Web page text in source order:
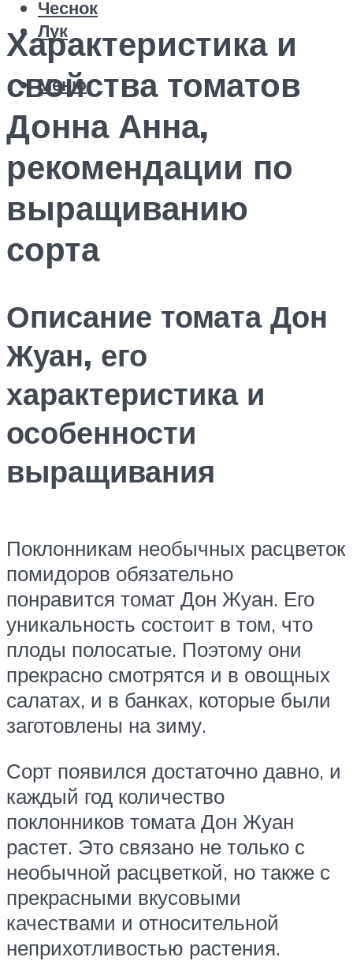
Чеснок
Лук
Меню
Характеристика и
свойства томатов
Донна Анна,
рекомендации по
выращиванию
сорта
Описание томата Дон
Жуан, его
характеристика и
особенности
выращивания
Поклонникам необычных расцветок
помидоров обязательно
понравится томат Дон Жуан. Его
уникальность состоит в том, что
плоды полосатые. Поэтому они
прекрасно смотрятся и в овощных
салатах, и в банках, которые были
заготовлены на зиму.
Сорт появился достаточно давно, и
каждый год количество
поклонников томата Дон Жуан
растет. Это связано не только с
необычной расцветкой, но также с
прекрасными вкусовыми
качествами и относительной
неприхотливостью растения.